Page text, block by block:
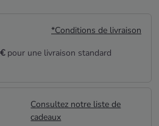
*Conditions de livraison
pour une livraison standard
Consultez notre liste de
cadeaux